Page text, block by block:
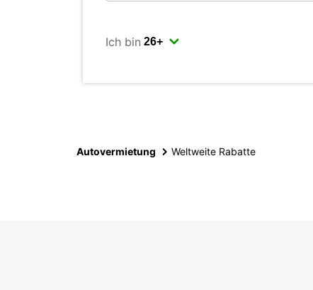
Ich bin
Autovermietung Weltweite Rabatte